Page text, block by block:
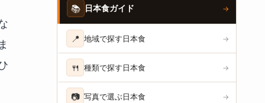
📚 日本食ガイド →
📍 地域で探す日本食 →
🍴 種類で探す日本食 →
📷 写真で選ぶ日本食 →